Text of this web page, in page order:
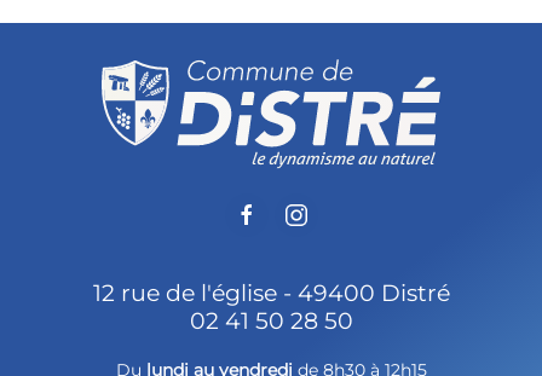
12 rue de l'église - 49400 Distré
02 41 50 28 50
Du lundi au vendredi de 8h30 à 12h15